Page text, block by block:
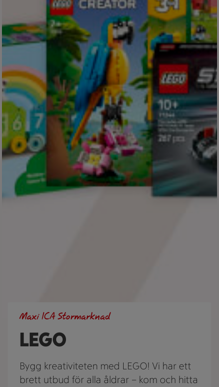
LEGO
Maxi ICA Stormarknad
Bygg kreativiteten med LEGO! Vi har ett
brett utbud för alla åldrar – kom och hitta